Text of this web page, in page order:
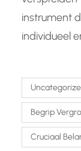
instrument
individueel
Begrip
Cruciaal